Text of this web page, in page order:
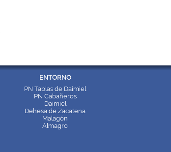
ENTORNO
PN Tablas de Daimiel
PN Cabañeros
Daimiel
Dehesa de Zacatena
Malagón
Almagro